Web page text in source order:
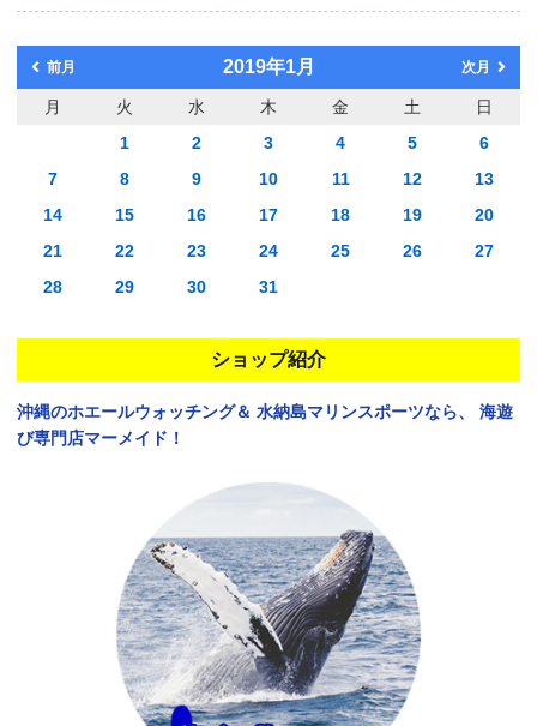
前月 2019年1月 次月
月 火 水 木 金 土
日
1
2 3 4 5
6
7
8 9 10 11 12
13
14
15 16 17 18 19
20
21
22 23 24 25 26
27
28
29 30 31
ショップ紹介
沖縄のホエールウォッチング＆ 水納島マリンスポーツなら、
海遊
び専門店マーメイド！